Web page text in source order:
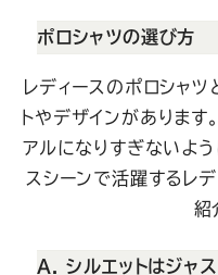
ポロシャツの選び方
レディースのポロシャ
トやデザインがあります
アルになりすぎないよう
スシーンで活躍するレ
紹
A. シルエットはジャ